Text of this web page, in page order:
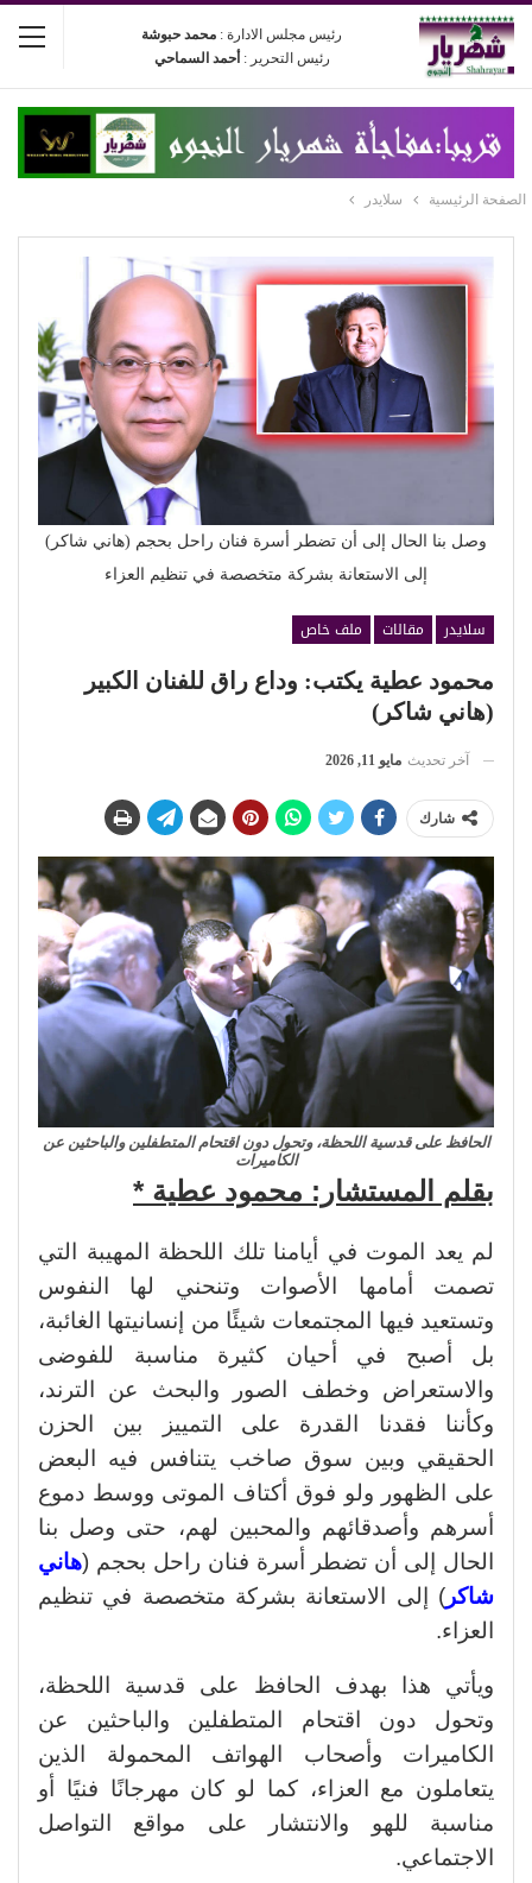
رئيس مجلس الادارة : محمد حبوشة
رئيس التحرير : أحمد السماحي
الصفحة الرئيسية سلايدر
وصل بنا الحال إلى أن تضطر أسرة فنان راحل بحجم (هاني شاكر)
إلى الاستعانة بشركة متخصصة في تنظيم العزاء
سلايدر مقالات
ملف خاص
محمود عطية يكتب: وداع راق للفنان الكبير
(هاني شاكر)
آخر تحديث مايو 11, 2026
شارك
الحافظ على قدسية اللحظة، وتحول دون اقتحام المتطفلين والباحثين عن
الكاميرات
بقلم المستشار: محمود عطية *
لم يعد الموت في أيامنا تلك اللحظة المهيبة التي
تصمت أمامها الأصوات وتنحني لها النفوس
وتستعيد فيها المجتمعات شيئًا من إنسانيتها الغائبة،
بل أصبح في أحيان كثيرة مناسبة للفوضى
والاستعراض وخطف الصور والبحث عن الترند،
وكأننا فقدنا القدرة على التمييز بين الحزن
الحقيقي وبين سوق صاخب يتنافس فيه البعض
على الظهور ولو فوق أكتاف الموتى ووسط دموع
أسرهم وأصدقائهم والمحبين لهم، حتى وصل بنا
الحال إلى أن تضطر أسرة فنان راحل بحجم (هاني
شاكر ) إلى الاستعانة بشركة متخصصة في تنظيم
العزاء.
ويأتي هذا بهدف الحافظ على قدسية اللحظة،
وتحول دون اقتحام المتطفلين والباحثين عن
الكاميرات وأصحاب الهواتف المحمولة الذين
يتعاملون مع العزاء، كما لو كان مهرجانًا فنيًا أو
مناسبة للهو والانتشار على مواقع التواصل
الاجتماعي.